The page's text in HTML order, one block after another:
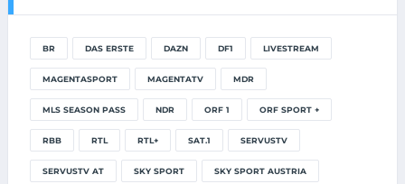
BR DAS ERSTE DAZN DF1 LIVESTREAM
MAGENTASPORT MAGENTATV MDR
MLS SEASON PASS NDR ORF 1 ORF SPORT +
RBB RTL RTL+ SAT.1 SERVUSTV
SERVUSTV AT SKY SPORT SKY SPORT AUSTRIA